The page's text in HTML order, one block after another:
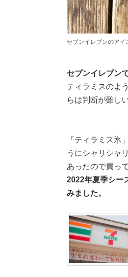
セブンイレブンのアイ
セブンイレブン
ティラミスのよ
らは判断が難し
「ティラミス氷
うにシャリシャ
あったので買っ
2022年夏季シー
みました。